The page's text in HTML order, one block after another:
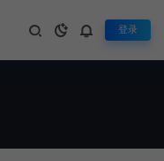
登录